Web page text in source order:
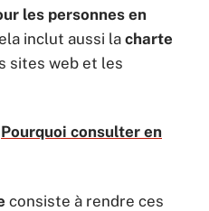
les personnes en
inclut aussi la charte
sites web et les
Pourquoi consulter en
consiste à rendre ces